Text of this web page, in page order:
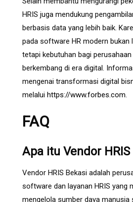
HRIS juga mendukung
berbasis data yang lebih baik.
pada software HR modern bukan
tetapi kebutuhan bagi
berkembang di era digital.
mengenai transformasi digital
melalui https://www.forbes.com.
FAQ
Apa itu Vendor
Vendor HRIS Bekasi adalah
software dan layanan HRIS yang
mengelola sumber daya manusia